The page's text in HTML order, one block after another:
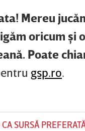
Mereu
oricum şi
Poate
gsp.ro.
CA SURSĂ